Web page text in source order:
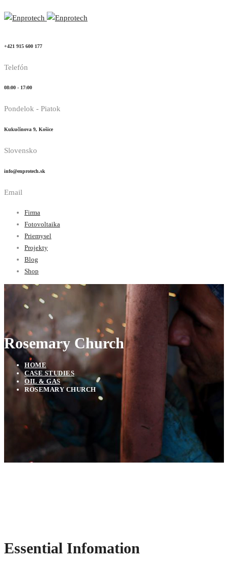
+421 915 600 177
Telefón
08:00 - 17:00
Pondelok - Piatok
Kukučínova 9, Košice
Slovensko
info@enprotech.sk
Email
Firma
Fotovoltaika
Priemysel
Projekty
Blog
Shop
Rosemary Church
HOME
CASE STUDIES
OIL & GAS
ROSEMARY CHURCH
Essential Infomation